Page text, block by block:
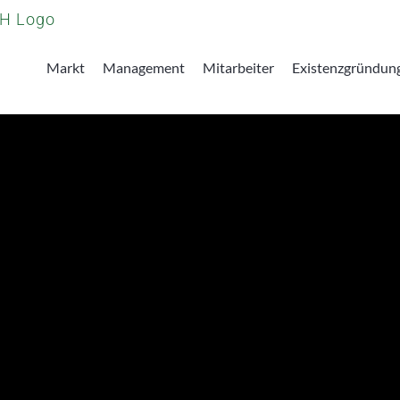
Markt Management Mitarbeiter